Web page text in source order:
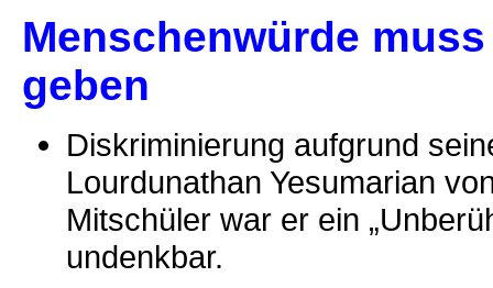
Menschenwürde
geben
Diskriminierung aufgrund
Lourdunathan Yesumarian
Mitschüler war er ein
undenkbar.